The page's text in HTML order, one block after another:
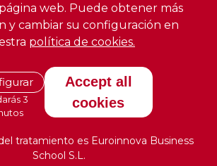
web. Puede obtener más
y cambiar su configuración en
política de cookies.
3
Accept all
cookies
tratamiento es Euroinnova Business
School S.L.